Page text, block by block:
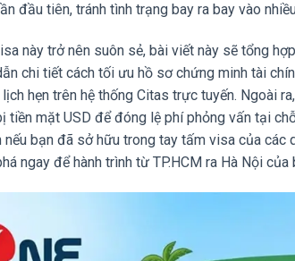
đầu tiên, tránh tình trạng bay ra bay vào
này trở nên suôn sẻ, bài viết này sẽ tổng
chi tiết cách tối ưu hồ sơ chứng minh tài
hẹn trên hệ thống Citas trực tuyến. Ngoài
tiền mặt USD để đóng lệ phí phỏng vấn tại
bạn đã sở hữu trong tay tấm visa của các
ngay để hành trình từ TP.HCM ra Hà Nội